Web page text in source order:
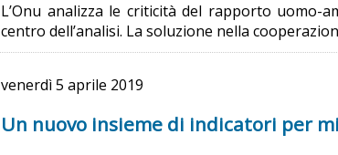
L’Onu analizza le criticità del rapporto uomo-
centro dell’analisi. La soluzione nella
venerdì5 aprile 2019
Un nuovo insieme di indicatori per